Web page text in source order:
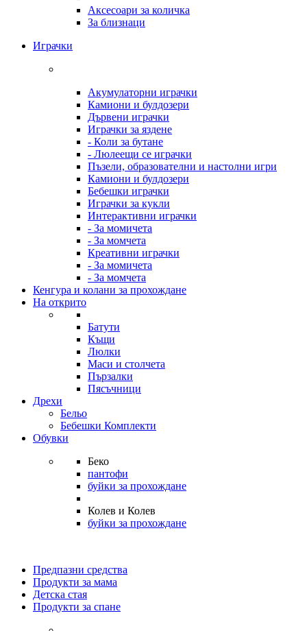
Аксесоари за количка
За близнаци
Играчки
Акумулаторни играчки
Камиони и булдозери
Дървени играчки
Играчки за яздене
- Коли за бутане
- Люлеещи се играчки
Пъзели, образователни и настолни игри
Камиони и булдозери
Бебешки играчки
Играчки за кукли
Интерактивни играчки
- За момичета
- За момчета
Креативни играчки
- За момичета
- За момчета
Кенгура и колани за прохождане
На открито
Батути
Къщи
Люлки
Маси и столчета
Пързалки
Пясъчници
Дрехи
Бельо
Бебешки Комплекти
Обувки
Беко
пантофи
буйки за прохождане
Колев и Колев
буйки за прохождане
Предпазни средства
Продукти за мама
Детска стая
Продукти за спане